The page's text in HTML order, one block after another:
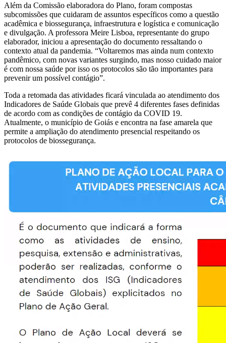
Além da Comissão elaboradora do Plano, foram compostas
subcomissões que cuidaram de assuntos específicos como a questão
acadêmica e biossegurança, infraestrutura e logística e comunicação
e divulgação. A professora Meire Lisboa, representante do grupo
elaborador, iniciou a apresentação do documento ressaltando o
contexto atual da pandemia. “Voltaremos mas ainda num contexto
pandêmico, com novas variantes surgindo, mas nosso cuidado maior
é com nossa saúde por isso os protocolos são tão importantes para
prevenir um possível contágio”.
Toda a retomada das atividades ficará vinculada ao atendimento dos
Indicadores de Saúde Globais que prevê 4 diferentes fases definidas
de acordo com as condições de contágio da COVID 19.
Atualmente, o município de Goiás e encontra na fase amarela que
permite a ampliação do atendimento presencial respeitando os
protocolos de biossegurança.